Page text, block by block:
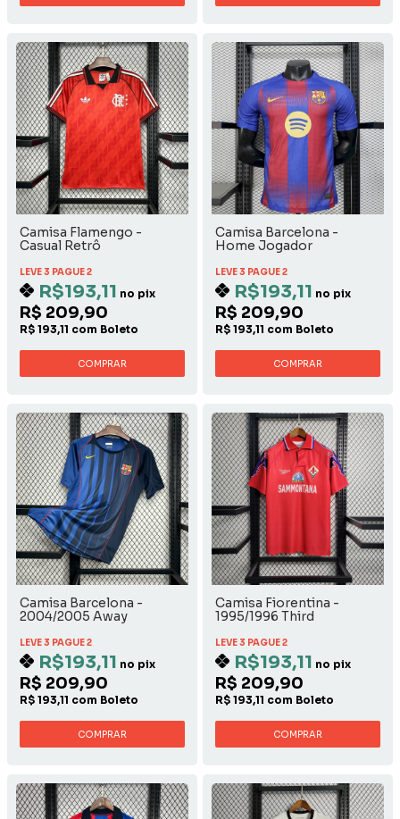
Camisa Flamengo -
Casual Retrô
LEVE 3 PAGUE 2
R$193,11 no pix
R$ 209,90
R$ 193,11 com Boleto
COMPRAR
Camisa Barcelona -
Home Jogador
LEVE 3 PAGUE 2
R$193,11 no pix
R$ 209,90
R$ 193,11 com Boleto
COMPRAR
Camisa Barcelona -
2004/2005 Away
LEVE 3 PAGUE 2
R$193,11 no pix
R$ 209,90
R$ 193,11 com Boleto
COMPRAR
Camisa Fiorentina -
1995/1996 Third
LEVE 3 PAGUE 2
R$193,11 no pix
R$ 209,90
R$ 193,11 com Boleto
COMPRAR